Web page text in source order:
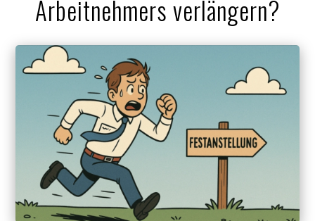
Arbeitnehmers verlängern?